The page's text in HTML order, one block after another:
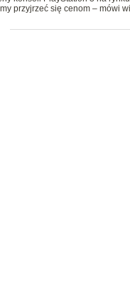
przyjrzeć się cenom – mówi